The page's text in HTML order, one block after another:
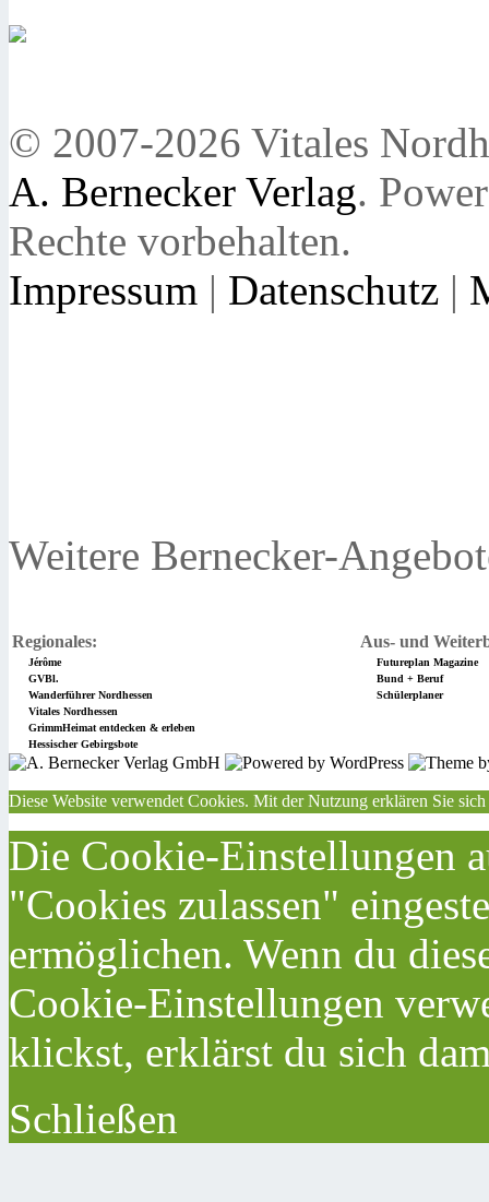
© 2007-2026 Vitales
A. Bernecker Verlag.
Rechte vorbehalten.
Impressum | Datenschutz |
Weitere Bernecker-
Regionales: Aus- und
Jérôme
Futureplan Magazine
GVBl.
Bund + Beruf
Wanderführer Nordhessen
Schülerplaner
Vitales Nordhessen
GrimmHeimat entdecken & erleben
Hessischer Gebirgsbote
Diese Website verwendet Cookies. Mit der Nutzung erklären Sie
Die Cookie-Einstellungen
"Cookies zulassen"
ermöglichen. Wenn du
Cookie-Einstellungen
klickst, erklärst du sich
Schließen